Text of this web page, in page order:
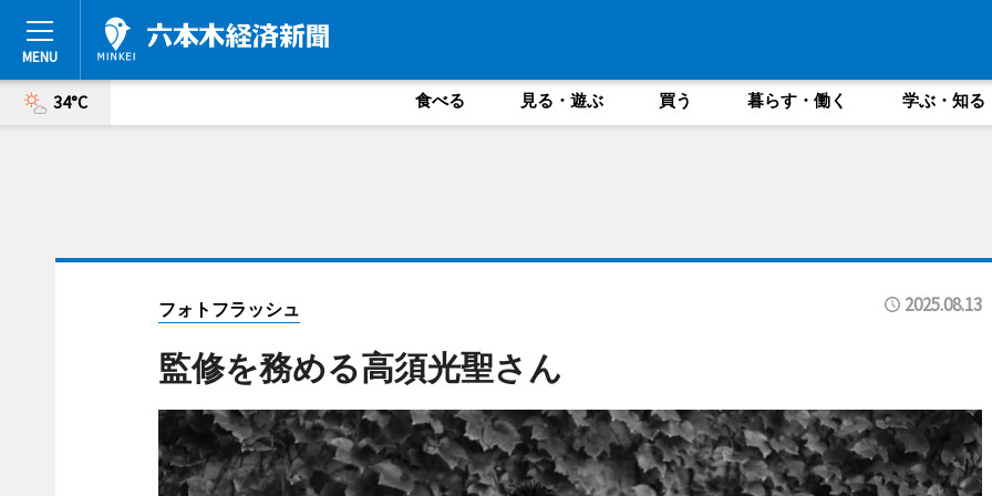
34°C 食べる 見る・遊ぶ 買う 暮らす・働く 学ぶ・知る
フォトフラッシュ 2025.08.13
監修を務める高須光聖さん